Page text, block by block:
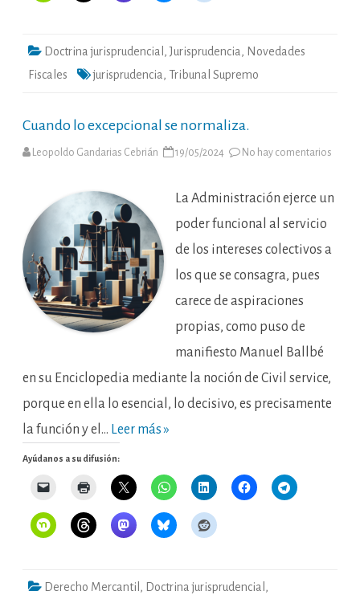
Doctrina jurisprudencial ,Jurisprudencia , Novedades
Fiscales
jurisprudencia , Tribunal Supremo
Cuando lo excepcional se normaliza.
Leopoldo Gandarias Cebrián 19/05/2024 No hay comentarios
se
La Administración ejerce un
poder funcional al servicio
de los intereses colectivos a
los que se consagra, pues
carece de aspiraciones
propias, como puso de
manifiesto Manuel Ballbé
en su Enciclopedia mediante la noción de Civil service,
porque en ella lo esencial, lo decisivo, es precisamente
la función y el… Leer más »
Ayúdanos a su difusión:
Derecho Mercantil , Doctrina jurisprudencial ,